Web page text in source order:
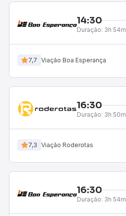
14:30
Duração: 3h 54m
7,7 Viação Boa Esperança
16:30
Duração: 3h 50m
7,3 Viação Roderotas
16:30
Duração: 3h 54m